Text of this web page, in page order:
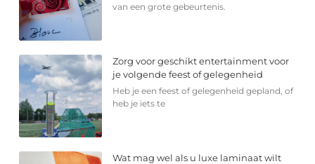
van een grote gebeurtenis.
Zorg voor geschikt entertainment voor
je volgende feest of gelegenheid
Heb je een feest of gelegenheid gepland, of
heb je iets te
Wat mag wel als u luxe laminaat wilt